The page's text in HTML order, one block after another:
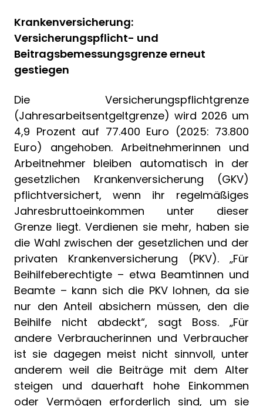
Krankenversicherung:
Versicherungspflicht- und
Beitragsbemessungsgrenze erneut
gestiegen
Die Versicherungspflichtgrenze
(Jahresarbeitsentgeltgrenze) wird 2026 um
4,9 Prozent auf 77.400 Euro (2025: 73.800
Euro) angehoben. Arbeitnehmerinnen und
Arbeitnehmer bleiben automatisch in der
gesetzlichen Krankenversicherung (GKV)
pflichtversichert, wenn ihr regelmäßiges
Jahresbruttoeinkommen unter dieser
Grenze liegt. Verdienen sie mehr, haben sie
die Wahl zwischen der gesetzlichen und der
privaten Krankenversicherung (PKV). „Für
Beihilfeberechtigte – etwa Beamtinnen und
Beamte – kann sich die PKV lohnen, da sie
nur den Anteil absichern müssen, den die
Beihilfe nicht abdeckt“, sagt Boss. „Für
andere Verbraucherinnen und Verbraucher
ist sie dagegen meist nicht sinnvoll, unter
anderem weil die Beiträge mit dem Alter
steigen und dauerhaft hohe Einkommen
oder Vermögen erforderlich sind, um sie